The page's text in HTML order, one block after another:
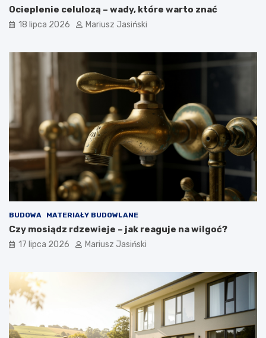
Ocieplenie celulozą – wady, które warto znać
18 lipca 2026 Mariusz Jasiński
BUDOWA MATERIAŁY BUDOWLANE
Czy mosiądz rdzewieje – jak reaguje na wilgoć?
17 lipca 2026 Mariusz Jasiński